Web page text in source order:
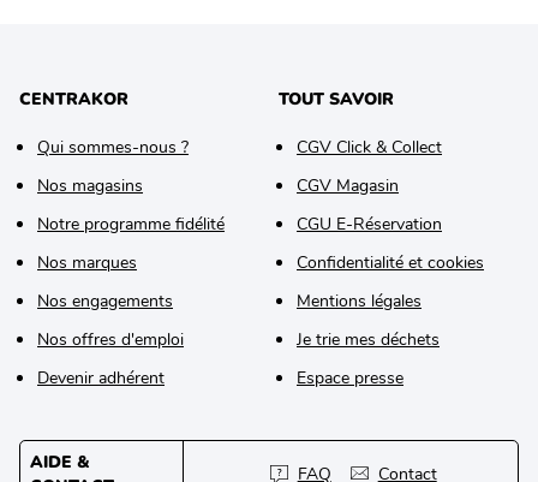
CENTRAKOR
Qui sommes-nous ?
Nos magasins
Notre programme fidélité
Nos marques
Nos engagements
Nos offres d'emploi
Devenir adhérent
TOUT SAVOIR
CGV Click & Collect
CGV Magasin
CGU E-Réservation
Confidentialité et cookies
Mentions légales
Je trie mes déchets
Espace presse
AIDE &
FAQ Contact